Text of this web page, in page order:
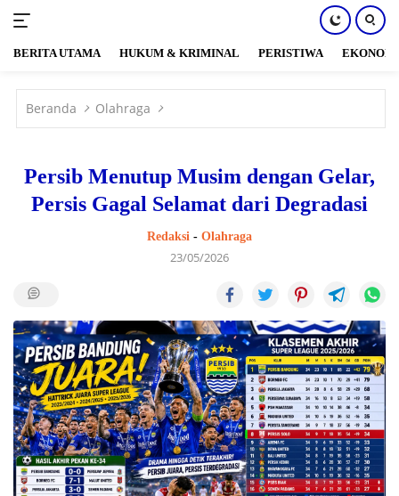
konten
BERITA UTAMA HUKUM & KRIMINAL PERISTIWA EKONOMI
Beranda Olahraga
Persib Menutup Musim dengan Gelar,
Persis Gagal Selamat dari Degradasi
Redaksi - Olahraga
23/05/2026